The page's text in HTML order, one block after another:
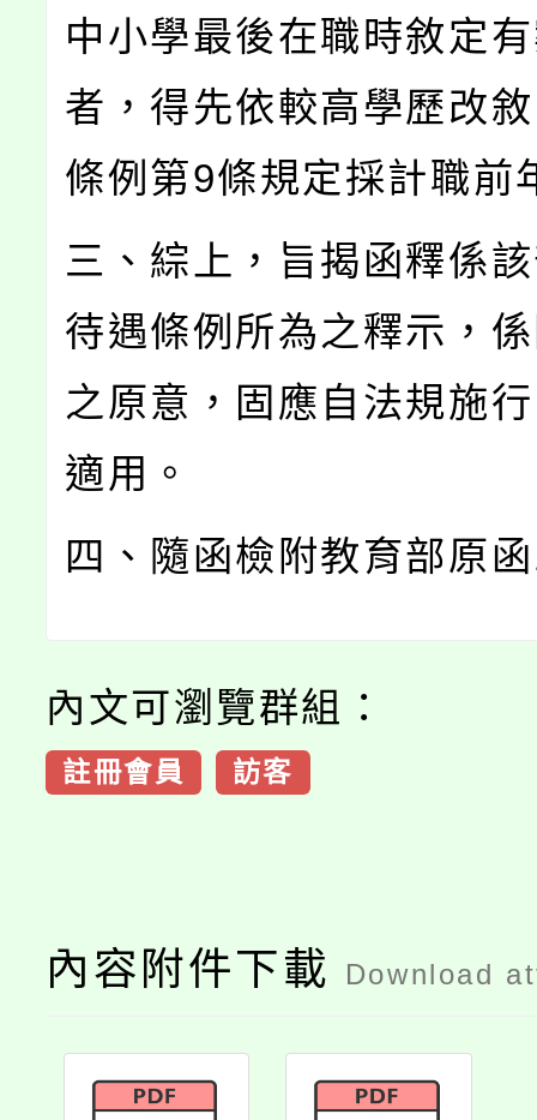
中小學最後在職時敘定
者，得先依較高學歷改
條例第9條規定採計職前
三、綜上，旨揭函釋係
待遇條例所為之釋示，
之原意，固應自法規施
適用。
四、隨函檢附教育部原
內文可瀏覽群組：
註冊會員 訪客
內容附件下載 Download